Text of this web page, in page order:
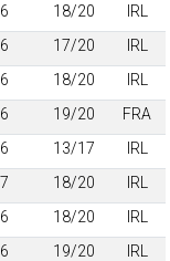
6 18/20
IRL
6 17/20
IRL
6 18/20
IRL
6 19/20
FRA
6 13/17 IRL
7 18/20
IRL
6 18/20
IRL
6 19/20
IRL